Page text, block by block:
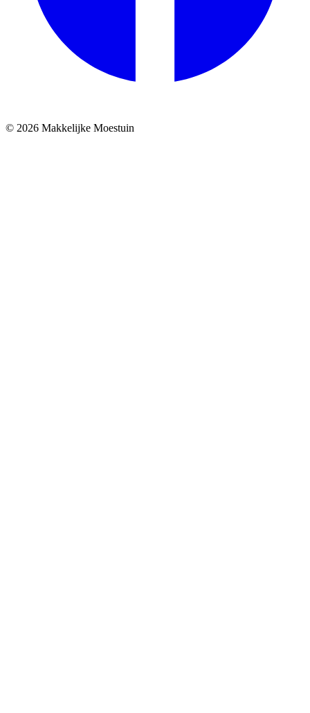
© 2026 Makkelijke Moestuin